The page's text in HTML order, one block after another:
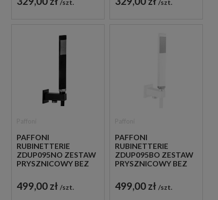
szt. szt.
PAFFONI
RUBINETTERIE
ZDUP095NO ZESTAW
PRYSZNICOWY BEZ
499,00 zł szt.
PAFFONI
RUBINETTERIE
ZDUP095BO ZESTAW
PRYSZNICOWY BEZ
499,00 zł szt.